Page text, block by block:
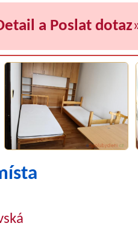
a Poslat dotaz